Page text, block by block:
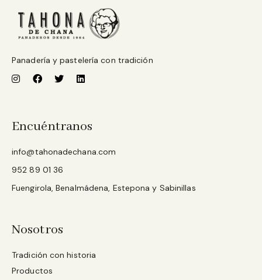
Panadería y pastelería con tradición
Encuéntranos
info@tahonadechana.com
952 89 01 36
Fuengirola, Benalmádena, Estepona y Sabinillas
Nosotros
Tradición con historia
Productos